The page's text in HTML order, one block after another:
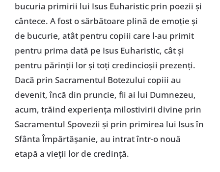
bucuria primirii lui Isus Euharistic prin poezii și
cântece. A fost o sărbătoare plină de emoție și
de bucurie, atât pentru copiii care l-au primit
pentru prima dată pe Isus Euharistic, cât și
pentru părinții lor și toți credincioșii prezenți.
Dacă prin Sacramentul Botezului copiii au
devenit, încă din pruncie, fii ai lui Dumnezeu,
acum, trăind experiența milostivirii divine prin
Sacramentul Spovezii și prin primirea lui Isus în
Sfânta Împărtășanie, au intrat într-o nouă
etapă a vieții lor de credință.